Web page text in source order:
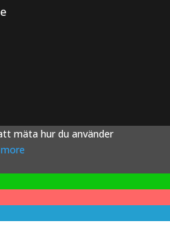
mäta hur du använder